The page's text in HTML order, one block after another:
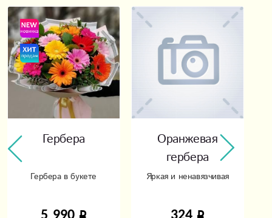
Гербера
Гербера в букете
Оранжевая
гербера
Яркая и ненавязчивая